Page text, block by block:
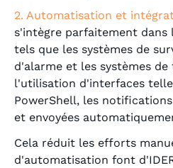
2. Automatisation et
s'intègre parfaitement dans
tels que les systèmes de
d'alarme et les systèmes de
l'utilisation d'interfaces
PowerShell, les
et envoyées
Cela réduit les efforts
d'automatisation font